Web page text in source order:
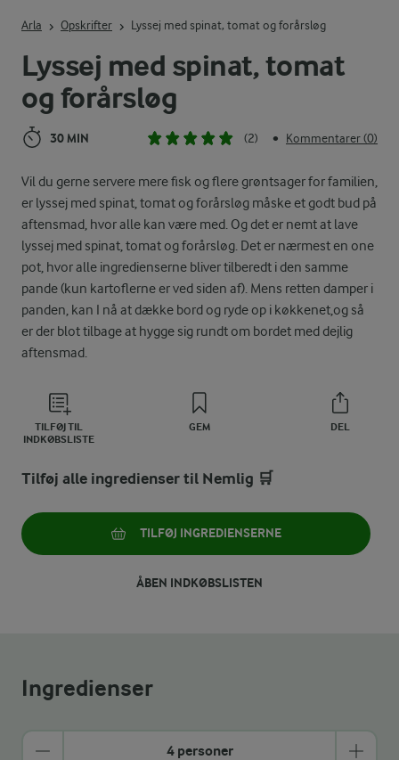
Lyssej med spinat, tomat
og forårsløg
30 MIN (2) • Kommentarer (0)
Vil du gerne servere mere fisk og flere grøntsager for familien,
er lyssej med spinat, tomat og forårsløg måske et godt bud på
aftensmad, hvor alle kan være med. Og det er nemt at lave
lyssej med spinat, tomat og forårsløg. Det er nærmest en one
pot, hvor alle ingredienserne bliver tilberedt i den samme
pande (kun kartoflerne er ved siden af). Mens retten damper i
panden, kan I nå at dække bord og ryde op i køkkenet,og så
er der blot tilbage at hygge sig rundt om bordet med dejlig
aftensmad.
TILFØJ TIL
INDKØBSLISTE
GEM DEL
Arla Opskrifter Lyssej med spinat, tomat og forårsløg
Tilføj alle ingredienser til Nemlig 🛒
TILFØJ INGREDIENSERNE
ÅBEN INDKØBSLISTEN
Ingredienser
4 personer